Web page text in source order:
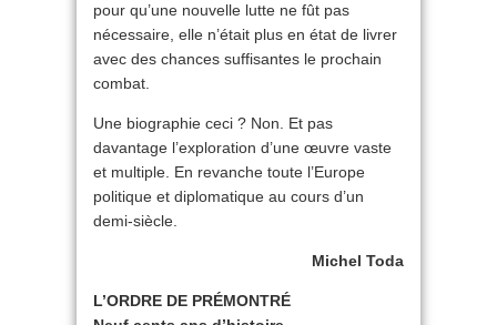
pour qu’une nouvelle lutte ne fût pas
nécessaire, elle n’était plus en état de livrer
avec des chances suffisantes le prochain
combat.
Une biographie ceci ? Non. Et pas
davantage l’exploration d’une œuvre vaste
et multiple. En revanche toute l’Europe
politique et diplomatique au cours d’un
demi-siècle.
Michel Toda
L’ORDRE DE PRÉMONTRÉ